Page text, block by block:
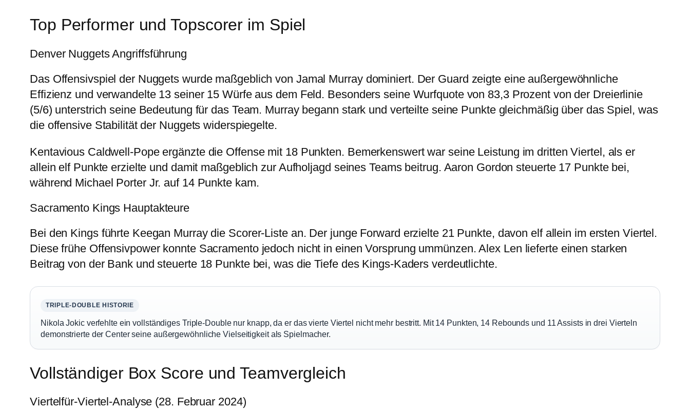
Top Performer und Topscorer im Spiel
Denver Nuggets Angriffsführung
Das Offensivspiel der Nuggets wurde maßgeblich von Jamal Murray dominiert. Der Guard zeigte eine außergewöhnliche
Effizienz und verwandelte 13 seiner 15 Würfe aus dem Feld. Besonders seine Wurfquote von 83,3 Prozent von der Dreierlinie
(5/6) unterstrich seine Bedeutung für das Team. Murray begann stark und verteilte seine Punkte gleichmäßig über das Spiel, was
die offensive Stabilität der Nuggets widerspiegelte.
Kentavious Caldwell-Pope ergänzte die Offense mit 18 Punkten. Bemerkenswert war seine Leistung im dritten Viertel, als er
allein elf Punkte erzielte und damit maßgeblich zur Aufholjagd seines Teams beitrug. Aaron Gordon steuerte 17 Punkte bei,
während Michael Porter Jr. auf 14 Punkte kam.
Sacramento Kings Hauptakteure
Bei den Kings führte Keegan Murray die Scorer-Liste an. Der junge Forward erzielte 21 Punkte, davon elf allein im ersten Viertel.
Diese frühe Offensivpower konnte Sacramento jedoch nicht in einen Vorsprung ummünzen. Alex Len lieferte einen starken
Beitrag von der Bank und steuerte 18 Punkte bei, was die Tiefe des Kings-Kaders verdeutlichte.
TRIPLE-DOUBLE HISTORIE
Nikola Jokic verfehlte ein vollständiges Triple-Double nur knapp, da er das vierte Viertel nicht mehr bestritt. Mit 14 Punkten, 14 Rebounds und 11 Assists in drei Vierteln
demonstrierte der Center seine außergewöhnliche Vielseitigkeit als Spielmacher.
Vollständiger Box Score und Teamvergleich
Viertelfür-Viertel-Analyse (28. Februar 2024)